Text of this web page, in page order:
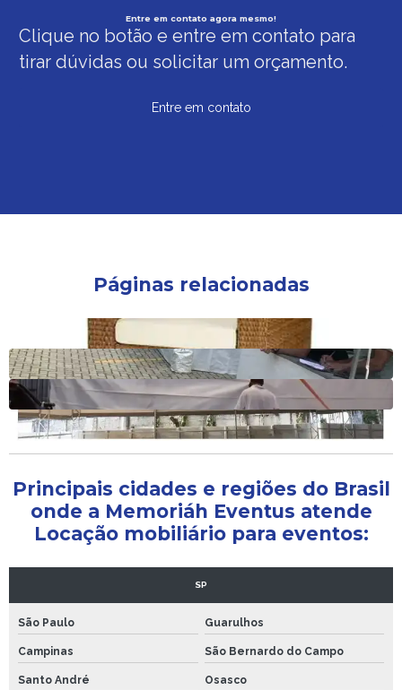
Entre em contato agora mesmo!
Clique no botão e entre em contato para
tirar dúvidas ou solicitar um orçamento.
Entre em contato
Páginas relacionadas
Locação mobiliário para eventos sp
Locação de tendas para eventos sp
Locação de tendas para eventos preço
Locação de tendas para eventos
Principais cidades e regiões do Brasil
onde a Memoriáh Eventus atende
Locação mobiliário para eventos:
SP
São Paulo Guarulhos
Campinas São Bernardo do Campo
Santo André Osasco